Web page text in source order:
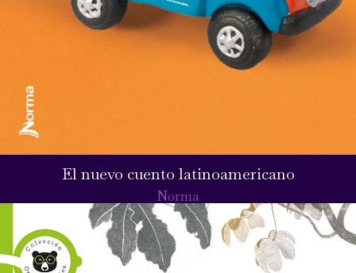
El nuevo cuento latinoamericano
Norma